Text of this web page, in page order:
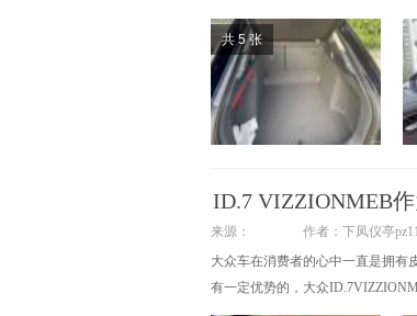
共 5 张
ID.7 VIZZIONMEB
来源： 作者：下凤仪亭
大众车在消费者的心中一直是拥有
有一定优势的，大众